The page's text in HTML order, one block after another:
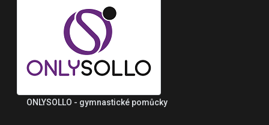
ONLYSOLLO - gymnastické pomůcky